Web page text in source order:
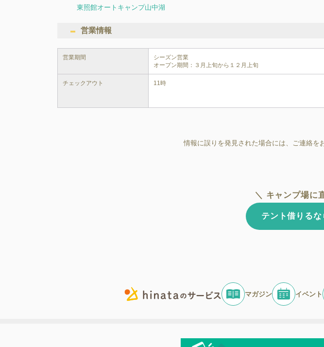
東照館オートキャンプ山中湖
営業情報
営業期間
シーズン営業
オープン期間：３月上旬から１２月上旬
チェックアウト 11時
情報に誤りを発見された場合には、ご連絡を
＼ キャンプ場に
テント借りる
マガジン イベント